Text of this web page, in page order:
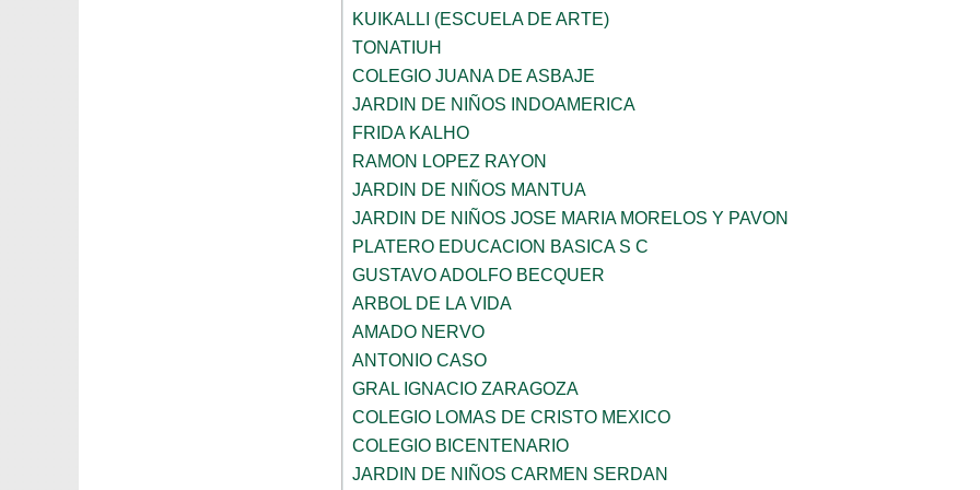
KUIKALLI (ESCUELA DE ARTE)
TONATIUH
COLEGIO JUANA DE ASBAJE
JARDIN DE NIÑOS INDOAMERICA
FRIDA KALHO
RAMON LOPEZ RAYON
JARDIN DE NIÑOS MANTUA
JARDIN DE NIÑOS JOSE MARIA MORELOS Y PAVON
PLATERO EDUCACION BASICA S C
GUSTAVO ADOLFO BECQUER
ARBOL DE LA VIDA
AMADO NERVO
ANTONIO CASO
GRAL IGNACIO ZARAGOZA
COLEGIO LOMAS DE CRISTO MEXICO
COLEGIO BICENTENARIO
JARDIN DE NIÑOS CARMEN SERDAN